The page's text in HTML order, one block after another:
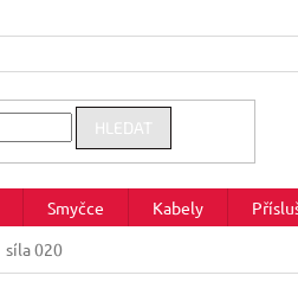
HLEDAT
Smyčce Kabely
síla 020